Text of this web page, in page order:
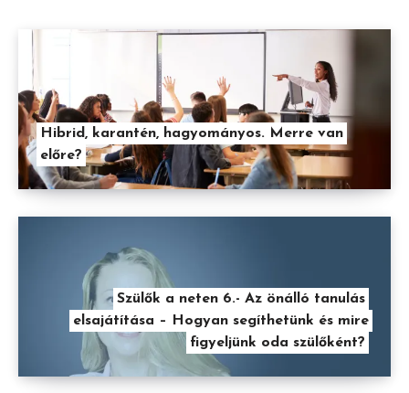
Hibrid, karantén, hagyományos. Merre van
előre?
Szülők a neten 6.- Az önálló tanulás
elsajátítása – Hogyan segíthetünk és mire
figyeljünk oda szülőként?